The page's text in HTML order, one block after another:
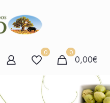
0 0
0,00€